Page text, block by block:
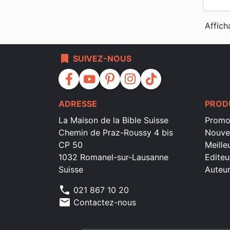
bookmark SUIVEZ-NOUS
facebook youtube pinterest instagram tiktok
ADRESSE
La Maison de la Bible Suisse
Chemin de Praz-Roussy 4 bis
CP 50
1032 Romanel-sur-Lausanne
Suisse
phone 021 867 10 20
mail Contactez-nous